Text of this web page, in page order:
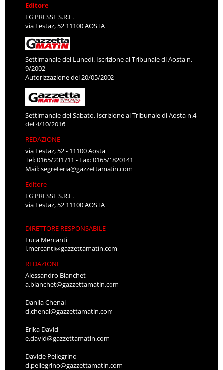
Editore
LG PRESSE S.R.L.
via Festaz, 52 11100 AOSTA
Settimanale del Lunedì. Iscrizione al Tribunale di Aosta n.
9/2002
Autorizzazione del 20/05/2002
Settimanale del Sabato. Iscrizione al Tribunale di Aosta n.4
del 4/10/2016
REDAZIONE
via Festaz, 52 - 11100 Aosta
Tel: 0165/231711 - Fax: 0165/1820141
Mail:segreteria@gazzettamatin.com
Editore
LG PRESSE S.R.L.
via Festaz, 52 11100 AOSTA
DIRETTORE RESPONSABILE
Luca Mercanti
l.mercanti@gazzettamatin.com
REDAZIONE
Alessandro Bianchet
a.bianchet@gazzettamatin.com
Danila Chenal
d.chenal@gazzettamatin.com
Erika David
e.david@gazzettamatin.com
Davide Pellegrino
d.pellegrino@gazzettamatin.com